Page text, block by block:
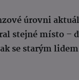
úrovni
stejné místo –
se starým